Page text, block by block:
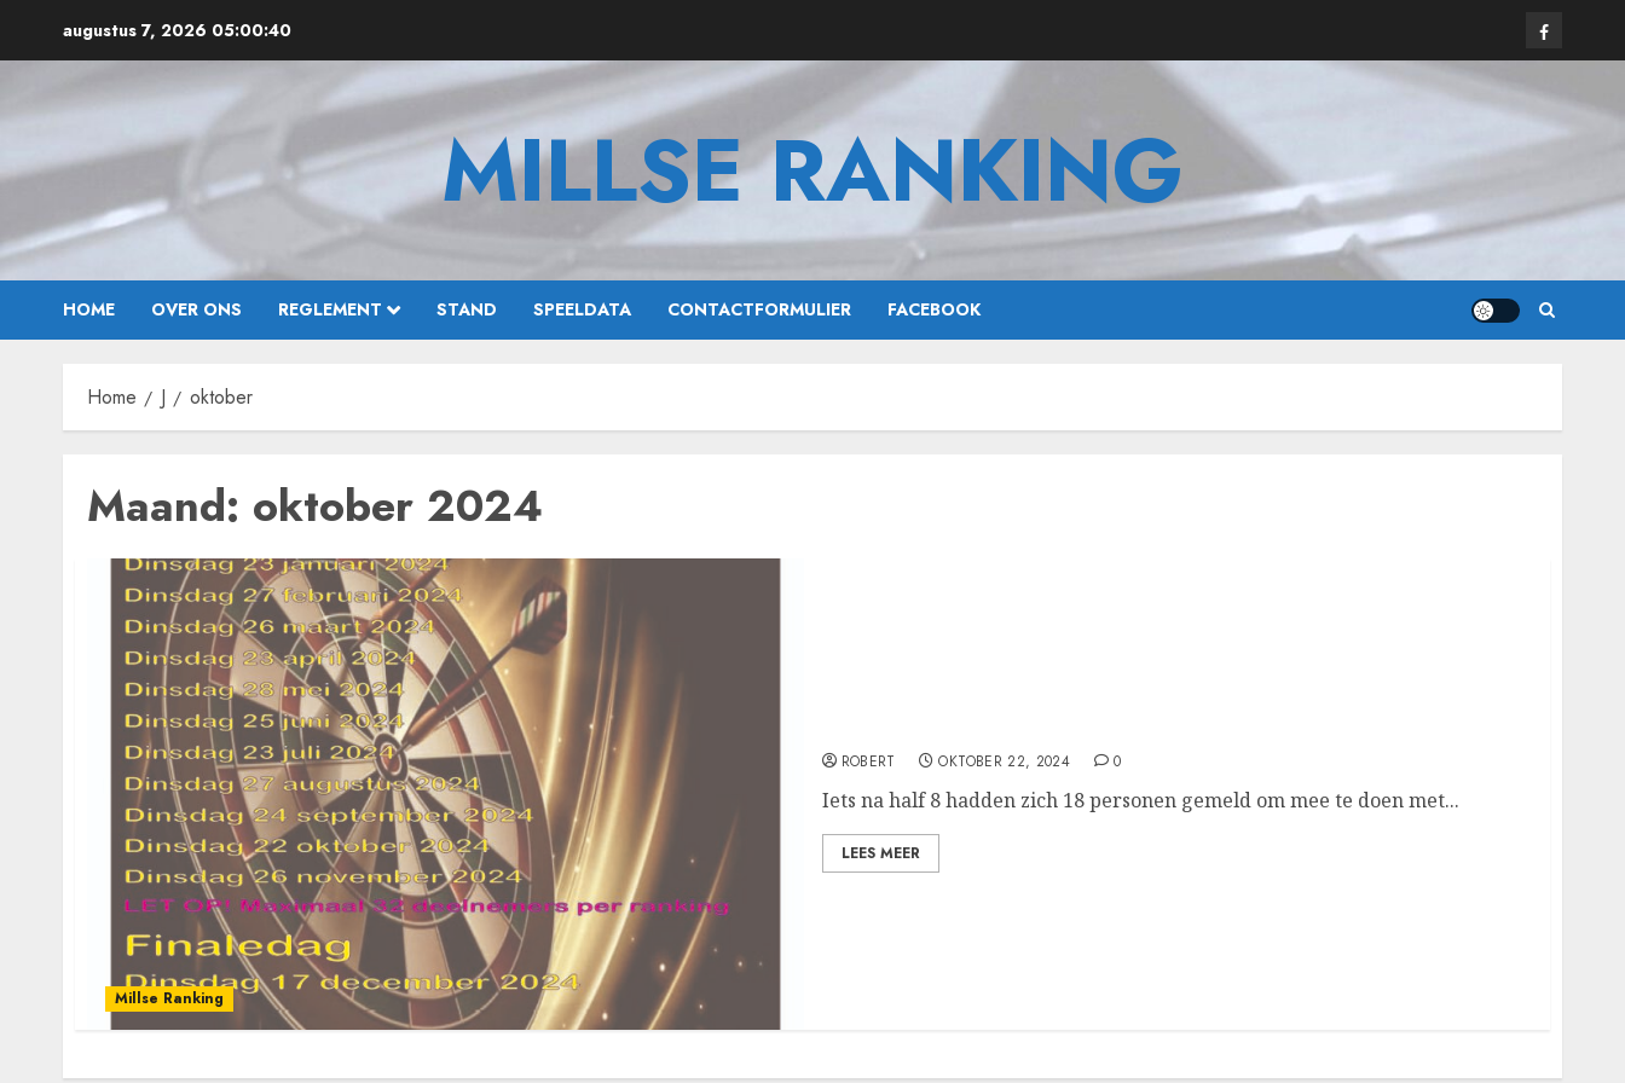
augustus 7, 2026 05:00:40 Facebook
MILLSE RANKING
HOME OVER ONS REGLEMENT STAND SPEELDATA CONTACTFORMULIER FACEBOOK
Home J oktober
Maand: oktober 2024
Millse Ranking
ROBERT OKTOBER 22, 2024 0
Iets na half 8 hadden zich 18 personen gemeld om mee te doen met...
LEES MEER